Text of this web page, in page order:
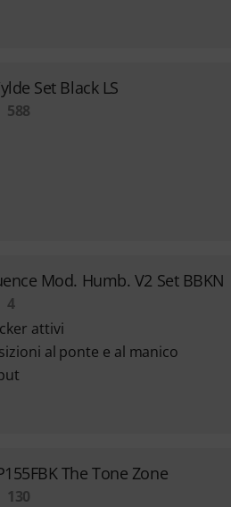
Set Black LS
588
Mod. Humb. V2 Set BBKN
4
attivi
al ponte e al manico
The Tone Zone
130